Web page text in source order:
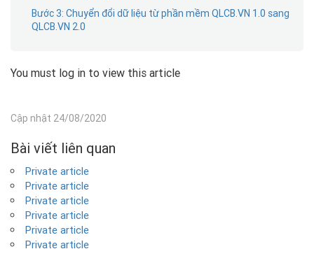
Bước 3: Chuyển đổi dữ liệu từ phần mềm QLCB.VN 1.0 sang
QLCB.VN 2.0
You must log in to view this article
Cập nhật 24/08/2020
Bài viết liên quan
Private article
Private article
Private article
Private article
Private article
Private article